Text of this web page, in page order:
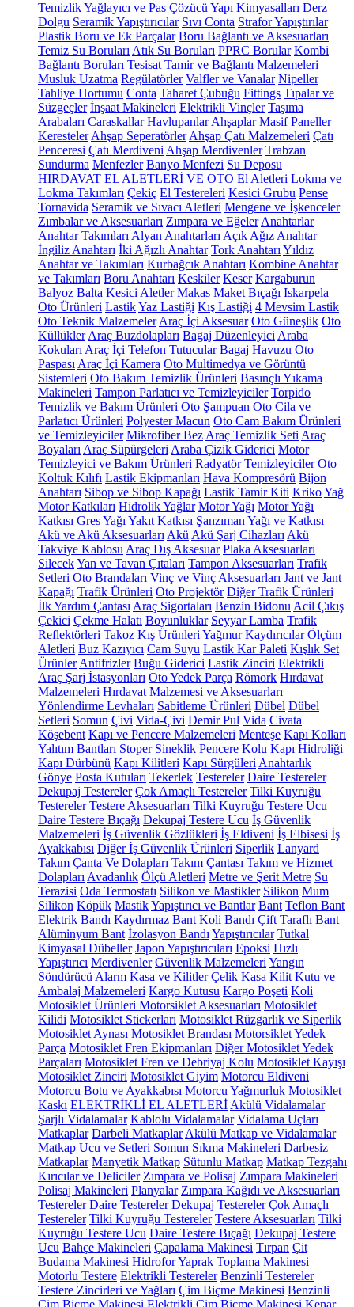
TemizlikYağlayıcı ve Pas Çözücü Yapı Kimyasalları Derz
Dolgu Seramik Yapıştırıcılar Sıvı Conta Strafor Yapıştırılar
Plastik Boru ve Ek Parçalar Boru Bağlantı ve Aksesuarları
Temiz Su Boruları Atık Su Boruları PPRC Borular Kombi
Bağlantı Boruları Tesisat Tamir ve Bağlantı Malzemeleri
Musluk Uzatma Regülatörler Valfler ve Vanalar Nipeller
Tahliye Hortumu Conta Taharet Çubuğu Fittings Tıpalar ve
Süzgeçler İnşaat Makineleri Elektrikli Vinçler Taşıma
Arabaları Caraskallar Havlupanlar Ahşaplar Masif Paneller
Keresteler Ahşap Seperatörler Ahşap Çatı Malzemeleri Çatı
Penceresi Çatı Merdiveni Ahşap Merdivenler Trabzan
Sundurma Menfezler Banyo Menfezi Su Deposu
HIRDAVAT EL ALETLERİ VE OTO El Aletleri Lokma ve
Lokma Takımları Çekiç El Testereleri Kesici Grubu Pense
Tornavida Seramik ve Sıvacı Aletleri Mengene ve İşkenceler
Zımbalar ve Aksesuarları Zımpara ve Eğeler Anahtarlar
Anahtar Takımları Alyan Anahtarları Açık Ağız Anahtar
İngiliz Anahtarı İki Ağızlı Anahtar Tork Anahtarı Yıldız
Anahtar ve Takımları Kurbağcık Anahtarı Kombine Anahtar
ve Takımları Boru Anahtarı Keskiler Keser Kargaburun
Balyoz Balta Kesici Aletler Makas Maket Bıçağı Iskarpela
Oto Ürünleri LastikYaz Lastiği Kış Lastiği 4 Mevsim Lastik
Oto Teknik Malzemeler Araç İçi Aksesuar Oto Güneşlik Oto
Küllükler Araç Buzdolapları Bagaj Düzenleyici Araba
Kokuları Araç İçi Telefon Tutucular Bagaj Havuzu Oto
Paspası Araç İçi Kamera Oto Multimedya ve Görüntü
Sistemleri Oto Bakım Temizlik Ürünleri Basınçlı Yıkama
Makineleri Tampon Parlatıcı ve Temizleyiciler Torpido
Temizlik ve Bakım Ürünleri Oto Şampuan Oto Cila ve
Parlatıcı Ürünleri Polyester Macun Oto Cam Bakım Ürünleri
ve Temizleyiciler Mikrofiber Bez Araç Temizlik Seti Araç
Boyaları Araç Süpürgeleri Araba Çizik Giderici Motor
Temizleyici ve Bakım Ürünleri Radyatör Temizleyiciler Oto
Koltuk Kılıfı Lastik Ekipmanları Hava Kompresörü Bijon
Anahtarı Sibop ve Sibop Kapağı Lastik Tamir Kiti KrikoYağ
Motor Katkıları Hidrolik Yağlar Motor Yağı Motor Yağı
Katkısı Gres Yağı Yakıt Katkısı Şanzıman Yağı ve Katkısı
Akü ve Akü Aksesuarları Akü Akü Şarj Cihazları Akü
Takviye Kablosu Araç Dış Aksesuar Plaka Aksesuarları
SilecekYan ve Tavan Çıtaları Tampon Aksesuarları Trafik
Setleri Oto Brandaları Vinç ve Vinç Aksesuarları Jant ve Jant
Kapağı Trafik Ürünleri Oto Projektör Diğer Trafik Ürünleri
İlk Yardım Çantası Araç Sigortaları Benzin Bidonu Acil Çıkış
Çekici Çekme Halatı Boyunluklar Seyyar Lamba Trafik
Reflektörleri Takoz Kış Ürünleri Yağmur Kaydırıcılar Ölçüm
Aletleri Buz Kazıyıcı Cam Suyu Lastik Kar Paleti Kışlık Set
Ürünler Antifrizler Buğu Giderici Lastik Zinciri Elektrikli
Araç Şarj İstasyonları Oto Yedek Parça Römork Hırdavat
Malzemeleri Hırdavat Malzemesi ve Aksesuarları
Yönlendirme Levhaları Sabitleme Ürünleri Dübel Dübel
Setleri Somun Çivi Vida-Çivi Demir Pul Vida Civata
Köşebent Kapı ve Pencere Malzemeleri Menteşe Kapı Kolları
Yalıtım Bantları Stoper Sineklik Pencere Kolu Kapı Hidroliği
Kapı Dürbünü Kapı Kilitleri Kapı Sürgüleri Anahtarlık
Gönye Posta Kutuları Tekerlek Testereler Daire Testereler
Dekupaj Testereler Çok Amaçlı Testereler Tilki Kuyruğu
Testereler Testere Aksesuarları Tilki Kuyruğu Testere Ucu
Daire Testere Bıçağı Dekupaj Testere Ucu İş Güvenlik
Malzemeleri İş Güvenlik Gözlükleri İş Eldiveni İş Elbisesi İş
Ayakkabısı Diğer İş Güvenlik Ürünleri Siperlik Lanyard
Takım Çanta Ve Dolapları Takım Çantası Takım ve Hizmet
Dolapları Avadanlık Ölçü Aletleri Metre ve Şerit Metre Su
Terazisi Oda Termostatı Silikon ve Mastikler Silikon Mum
Silikon Köpük MastikYapıştırıcı ve Bantlar Bant Teflon Bant
Elektrik Bandı Kaydırmaz Bant Koli Bandı Çift Taraflı Bant
Alüminyum Bant İzolasyon Bandı Yapıştırıcılar Tutkal
Kimyasal Dübeller Japon Yapıştırıcıları Epoksi Hızlı
Yapıştırıcı Merdivenler Güvenlik Malzemeleri Yangın
Söndürücü Alarm Kasa ve Kilitler Çelik Kasa Kilit Kutu ve
Ambalaj Malzemeleri Kargo Kutusu Kargo Poşeti Koli
Motosiklet Ürünleri Motorsiklet Aksesuarları Motosiklet
Kilidi Motosiklet Stickerları Motosiklet Rüzgarlık ve Siperlik
Motosiklet Aynası Motosiklet Brandası Motorsiklet Yedek
Parça Motosiklet Fren Ekipmanları Diğer Motosiklet Yedek
Parçaları Motosiklet Fren ve Debriyaj Kolu Motosiklet Kayışı
Motosiklet Zinciri Motosiklet Giyim Motorcu Eldiveni
Motorcu Botu ve Ayakkabısı Motorcu Yağmurluk Motosiklet
Kaskı ELEKTRİKLİ EL ALETLERİ Akülü Vidalamalar
Şarjlı Vidalamalar Kablolu Vidalamalar Vidalama Uçları
Matkaplar Darbeli Matkaplar Akülü Matkap ve Vidalamalar
Matkap Ucu ve Setleri Somun Sıkma Makineleri Darbesiz
Matkaplar Manyetik Matkap Sütunlu Matkap Matkap Tezgahı
Kırıcılar ve Deliciler Zımpara ve Polisaj Zımpara Makineleri
Polisaj Makineleri Planyalar Zımpara Kağıdı ve Aksesuarları
Testereler Daire Testereler Dekupaj Testereler Çok Amaçlı
Testereler Tilki Kuyruğu Testereler Testere Aksesuarları Tilki
Kuyruğu Testere Ucu Daire Testere Bıçağı Dekupaj Testere
Ucu Bahçe Makineleri Çapalama Makinesi Tırpan Çit
Budama Makinesi HidroforYaprak Toplama Makinesi
Motorlu Testere Elektrikli Testereler Benzinli Testereler
Testere Zincirleri ve Yağları Çim Biçme Makinesi Benzinli
Çim Biçme Makinesi Elektrikli Çim Biçme Makinesi Kenar